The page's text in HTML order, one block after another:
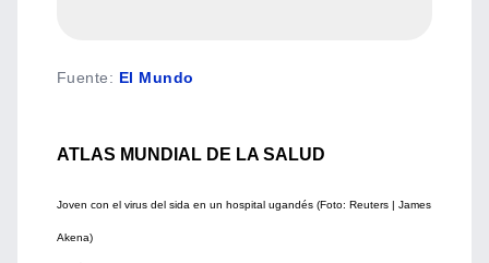
Fuente: El Mundo
ATLAS MUNDIAL DE LA SALUD
Joven con el virus del sida en un hospital ugandés (Foto: Reuters | James
Akena)